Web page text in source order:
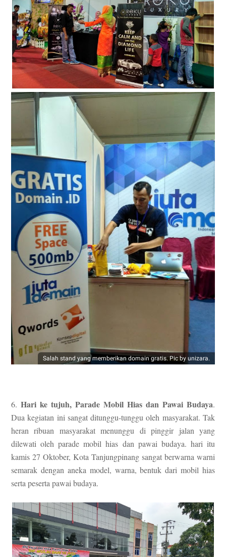
Salah stand yang memberikan domain gratis. Pic by unizara.
6. Hari ke tujuh, Parade Mobil Hias dan Pawai Budaya.
Dua kegiatan ini sangat ditunggu-tunggu oleh masyarakat. Tak
heran ribuan masyarakat menunggu di pinggir jalan yang
dilewati oleh parade mobil hias dan pawai budaya. hari itu
kamis 27 Oktober, Kota Tanjungpinang sangat berwarna warni
semarak dengan aneka model, warna, bentuk dari mobil hias
serta peserta pawai budaya.